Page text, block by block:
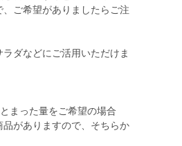
ご希望がありましたらご注
ダなどにご活用いただけま
まった量をご希望の場合
がありますので、そちらか